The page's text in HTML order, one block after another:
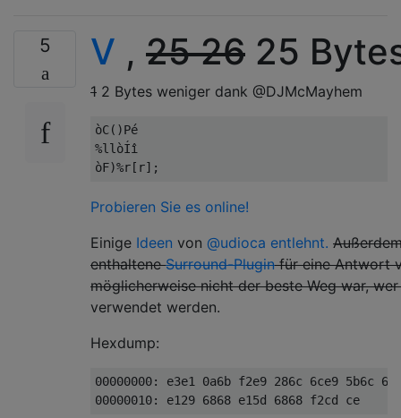
5 V , 2526 25
1 2 Bytes weniger dank @DJMcMayhem
òC()Pé
%llòÍî
Probieren Sie es online!
Einige Ideen von @udioca entlehnt.
enthalteneSurround-Pluginfür eine Antwort
möglicherweise nicht der beste Weg war,
verwendet werden.
Hexdump:
00000000: e3e1 0a6b f2e9 286c 6ce9